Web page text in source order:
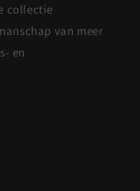
collectie
van meer
en